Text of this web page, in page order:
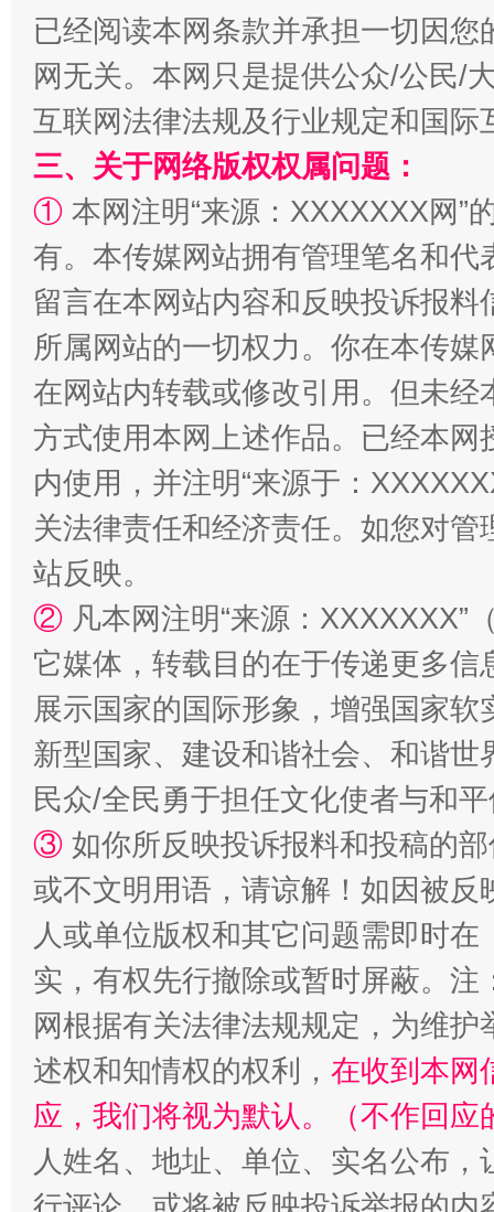
全民健身五年计划来了！等你上场
阿坝州三大球赛在茂县开幕 规模
国家大学科技园优化重塑工作
扯下公款旅游的“隐身衣” 如何以
已经阅读本网条款并承担一切因
网无关。本网只是提供公众/公民/
互联网法律法规及行业规定和国
三、关于网络版权权属问题：
① 本网注明“来源：XXXXXXX网”
有。本传媒网站拥有管理笔名和
留言在本网站内容和反映投诉报
所属网站的一切权力。你在本传
在网站内转载或修改引用。但未
方式使用本网上述作品。已经本
内使用，并注明“来源于：
关法律责任和经济责任。如您对
站反映。
② 凡本网注明“来源：
它媒体，转载目的在于传递更多
展示国家的国际形象，增强国家
新型国家、建设和谐社会、和谐
民众/全民勇于担任文化使者与和
③ 如你所反映投诉报料和投稿的
或不文明用语，请谅解！如因被
人或单位版权和其它问题需即时在
实，有权先行撤除或暂时屏蔽。
网根据有关法律法规规定，为维
述权和知情权的权利， 在收到本网
应，我们将视为默认。（不作回应
人姓名、地址、单位、实名公布